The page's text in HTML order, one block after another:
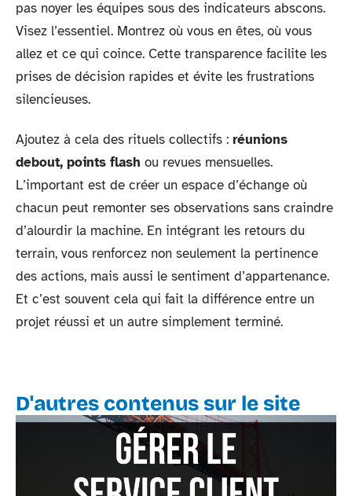
pas noyer les équipes sous des indicateurs abscons.
Visez l’essentiel. Montrez où vous en êtes, où vous
allez et ce qui coince. Cette transparence facilite les
prises de décision rapides et évite les frustrations
silencieuses.
Ajoutez à cela des rituels collectifs : réunions
debout, points flash ou revues mensuelles.
L’important est de créer un espace d’échange où
chacun peut remonter ses observations sans craindre
d’alourdir la machine. En intégrant les retours du
terrain, vous renforcez non seulement la pertinence
des actions, mais aussi le sentiment d’appartenance.
Et c’est souvent cela qui fait la différence entre un
projet réussi et un autre simplement terminé.
D'autres contenus sur le site